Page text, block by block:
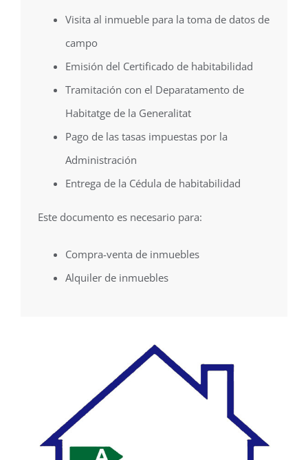
Visita al inmueble para la toma de datos de
campo
Emisión del Certificado de habitabilidad
Tramitación con el Deparatamento de
Habitatge de la Generalitat
Pago de las tasas impuestas por la
Administración
Entrega de la Cédula de habitabilidad
Este documento es necesario para:
Compra-venta de inmuebles
Alquiler de inmuebles